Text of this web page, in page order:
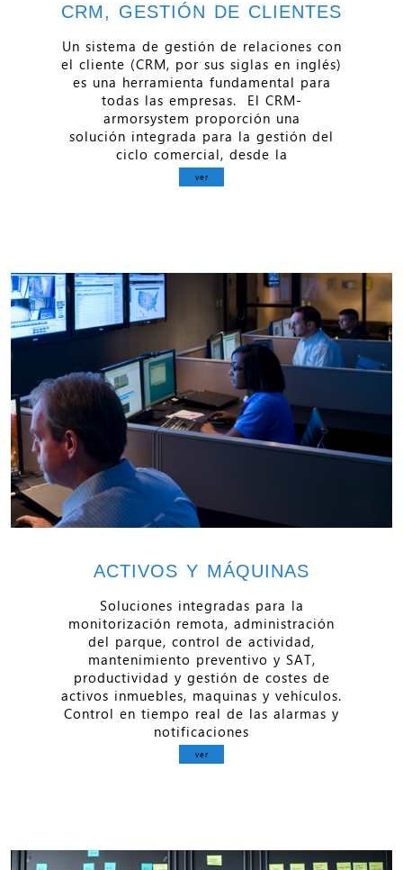
CRM, GESTIÓN DE CLIENTES
Un sistema de gestión de relaciones con
el cliente (CRM, por sus siglas en inglés)
es una herramienta fundamental para
todas las empresas. El CRM-
armorsystem proporción una
solución integrada para la gestión del
ciclo comercial, desde la
ver
ACTIVOS Y MÁQUINAS
Soluciones integradas para la
monitorización remota, administración
del parque, control de actividad,
mantenimiento preventivo y SAT,
productividad y gestión de costes de
activos inmuebles, maquinas y vehículos.
Control en tiempo real de las alarmas y
notificaciones
ver